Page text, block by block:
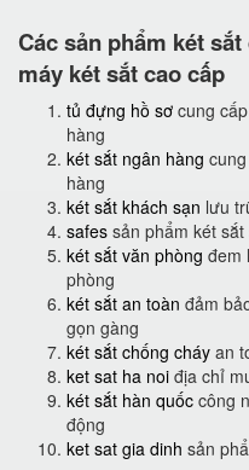
Các sản phẩm két
máy két sắt cao cấp
tủ đựng hồ sơ cung
hàng
két sắt ngân hàng
hàng
két sắt khách sạn lưu
safes sản phẩm két
két sắt văn phòng đem
phòng
két sắt an toàn đảm
gọn gàng
két sắt chống cháy an
ket sat ha noi địa chỉ
két sắt hàn quốc công
động
ket sat gia dinh sản